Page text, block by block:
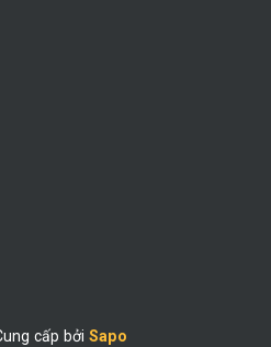
cấp bởi Sapo